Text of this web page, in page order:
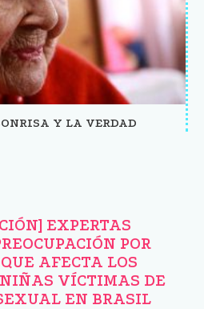
Y LA VERDAD
EXPERTAS
POR
AFECTA LOS
NIÑAS VÍCTIMAS DE
EN BRASIL